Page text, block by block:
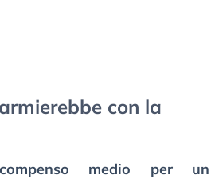
con la
compenso medio per un